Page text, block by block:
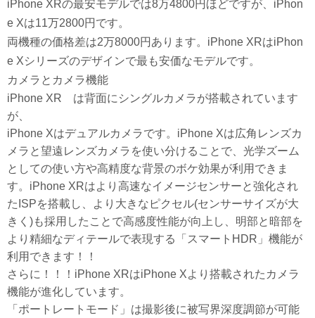
iPhone XRの最安モデルでは8万4800円ほどですが、iPhon
e Xは11万2800円です。
両機種の価格差は2万8000円あります。iPhone XRはiPhon
e Xシリーズのデザインで最も安価なモデルです。
カメラとカメラ機能
iPhone XR は背面にシングルカメラが搭載されています
が、
iPhone Xはデュアルカメラです。iPhone Xは広角レンズカ
メラと望遠レンズカメラを使い分けることで、光学ズーム
としての使い方や高精度な背景のボケ効果が利用できま
す。iPhone XRはより高速なイメージセンサーと強化され
たISPを搭載し、より大きなピクセル(センサーサイズが大
きく)も採用したことで高感度性能が向上し、明部と暗部を
より精細なディテールで表現する「スマートHDR」機能が
利用できます！！
さらに！！！iPhone XRはiPhone Xより搭載されたカメラ
機能が進化しています。
「ポートレートモード」は撮影後に被写界深度調節が可能